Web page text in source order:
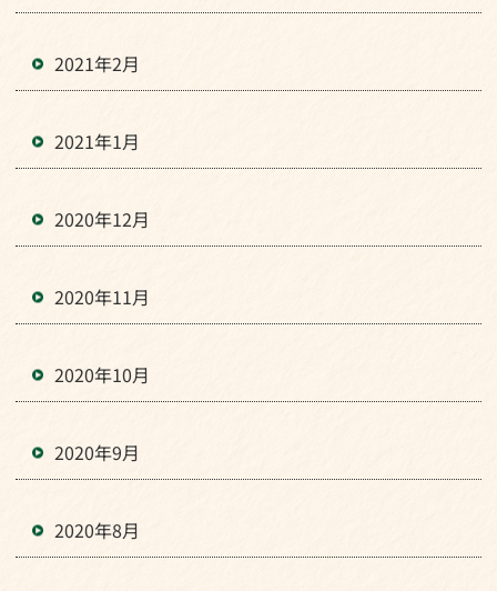
2021年2月
2021年1月
2020年12月
2020年11月
2020年10月
2020年9月
2020年8月